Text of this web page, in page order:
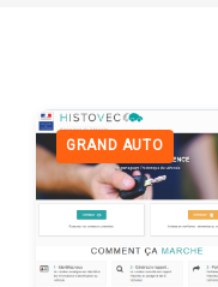
GRAND AUTO